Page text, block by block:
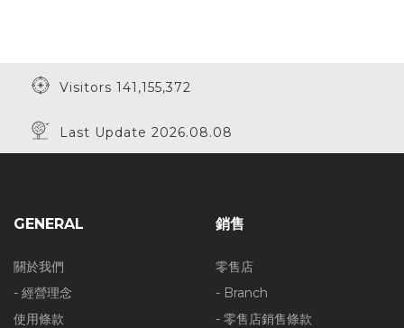
Visitors 141,155,372
Last Update 2026.08.08
GENERAL
關於我們
- 經營理念
使用條款
銷售
零售店
- Branch
- 零售店銷售條款